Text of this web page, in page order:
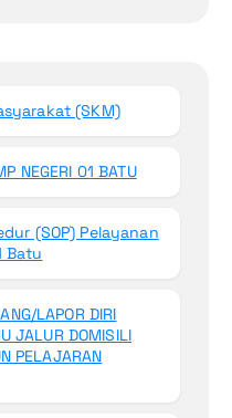
(SKM)
NEGERI 01 BATU
(SOP) Pelayanan
Batu
LAPOR DIRI
JALUR DOMISILI
PELAJARAN